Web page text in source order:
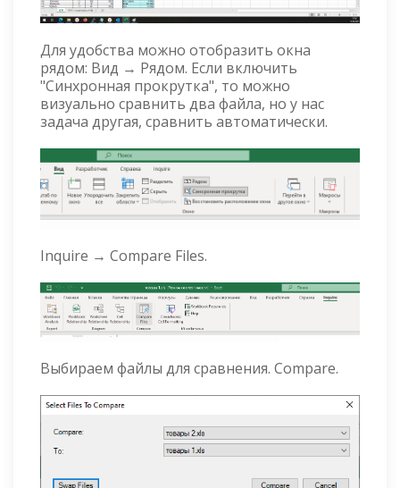
Для удобства можно отобразить окна
рядом: Вид → Рядом. Если включить
"Синхронная прокрутка", то можно
визуально сравнить два файла, но у нас
задача другая, сравнить автоматически.
Inquire → Compare Files.
Выбираем файлы для сравнения. Compare.